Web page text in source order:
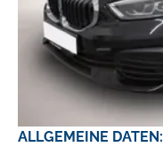
ALLGEMEINE DATEN: